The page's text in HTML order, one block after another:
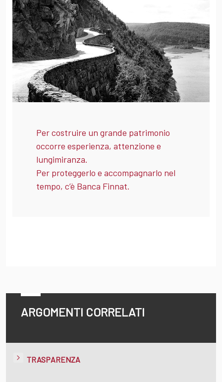
Per costruire un grande patrimonio
occorre esperienza, attenzione e
lungimiranza.
Per proteggerlo e accompagnarlo nel
tempo, c’è Banca Finnat.
ARGOMENTI CORRELATI
TRASPARENZA